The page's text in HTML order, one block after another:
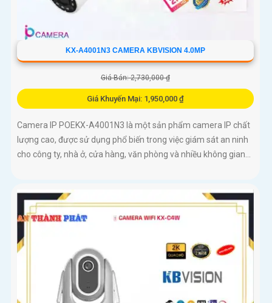
KX-A4001N3 CAMERA KBVISION 4.0MP
Giá Bán: 2,730,000 ₫
Giá Khuyến Mại: 1,950,000 ₫
Camera IP POEKX-A4001N3 là một sản phẩm camera IP chất
lượng cao, được sử dụng phổ biến trong việc giám sát an ninh
cho công ty, nhà ở, cửa hàng, văn phòng và nhiều không gian...